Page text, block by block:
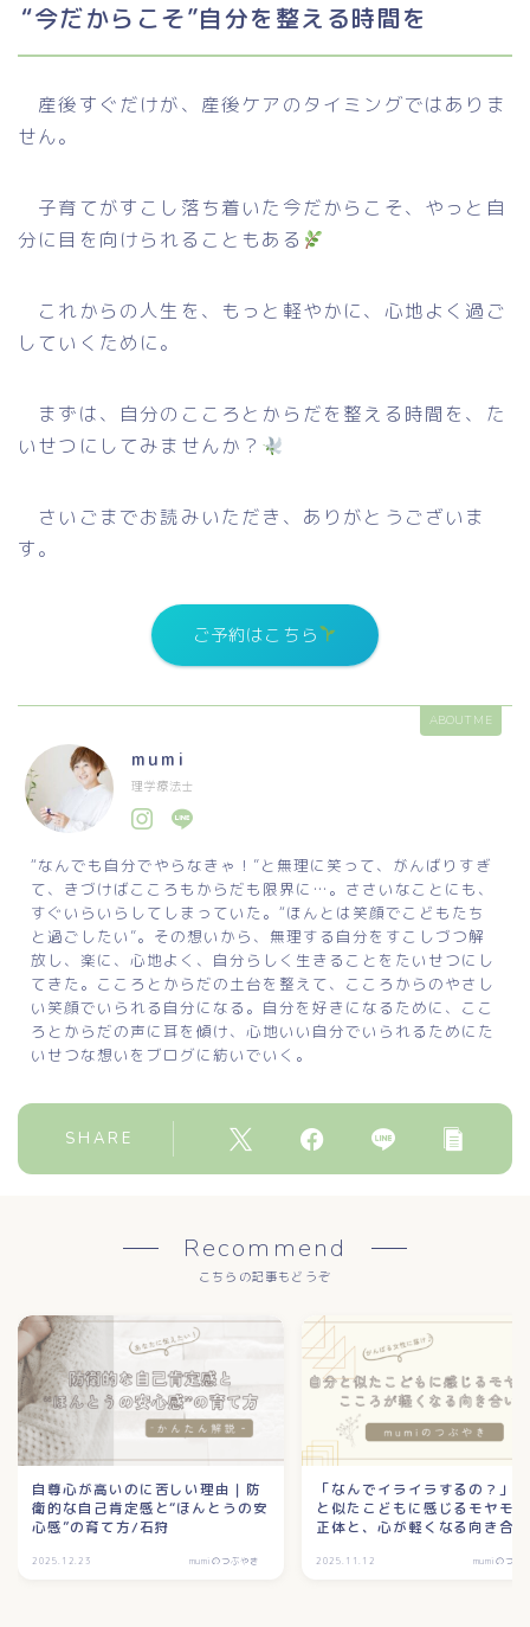
“今だからこそ”自分を整える時間を
産後すぐだけが、産後ケアのタイミングではありま
せん。
子育てがすこし落ち着いた今だからこそ、やっと自
分に目を向けられることもある
これからの人生を、もっと軽やかに、心地よく過ご
していくために。
まずは、自分のこころとからだを整える時間を、た
いせつにしてみませんか？
さいごまでお読みいただき、ありがとうございま
す。
ご予約はこちら
ABOUT ME
mumi
理学療法士
“なんでも自分でやらなきゃ！”と無理に笑って、がんばりすぎ
て、きづけばこころもからだも限界に…。ささいなことにも、
すぐいらいらしてしまっていた。“ほんとは笑顔でこどもたち
と過ごしたい”。その想いから、無理する自分をすこしづつ解
放し、楽に、心地よく、自分らしく生きることをたいせつにし
てきた。こころとからだの土台を整えて、こころからのやさし
い笑顔でいられる自分になる。自分を好きになるために、ここ
ろとからだの声に耳を傾け、心地いい自分でいられるためにた
いせつな想いをブログに紡いでいく。
SHARE
Recommend
こちらの記事もどうぞ
自尊心が高いのに苦しい理由｜防
衛的な自己肯定感と“ほんとうの安
心感”の育て方/石狩
2025.12.23 mumiのつぶやき
「なんでイライラするの？」
と似たこどもに感じるモヤモ
正体と、心が軽くなる向き合い
2025.11.12 mumiのつぶ